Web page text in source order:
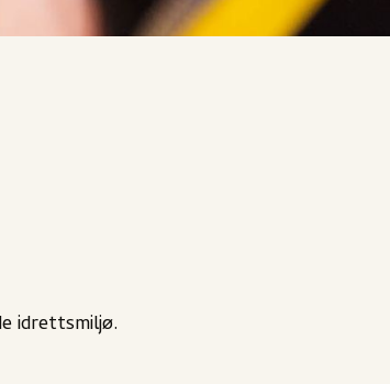
idrettsmiljø.